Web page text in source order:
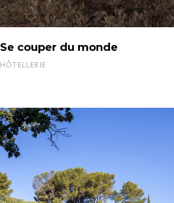
Se couper du monde
HÔTELLERIE